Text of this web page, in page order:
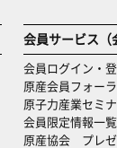
会員サービス（
会員ログイン・
原産会員フォー
原子力産業セミ
会員限定情報一覧
原産協会 プレ